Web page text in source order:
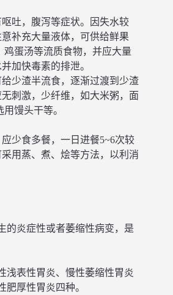
吐，腹泻等症状。因失水较
补充大量液体，可供给鲜果
鸡蛋汤等流质食物，并应大量
加快毒素的排泄。
少渣半流食，逐渐过渡到少渣
刺激，少纤维，如大米粥，面
馒头干等。
少食多餐，一日进餐5~6次较
用蒸、煮、烩等方法，以利消
的炎症性或者萎缩性病变，是
浅表性胃炎、慢性萎缩性胃炎
肥厚性胃炎四种。